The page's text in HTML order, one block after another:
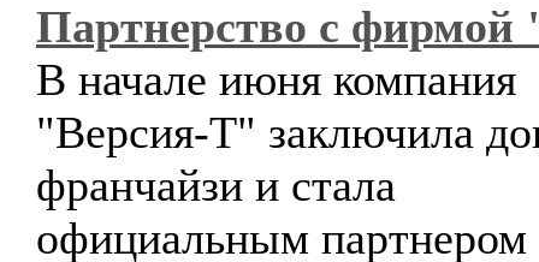
Партнерство с
В начале июня компания
"Версия-Т" заключила
франчайзи и стала
официальным партнером